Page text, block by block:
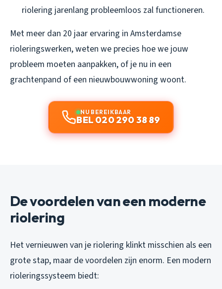
riolering jarenlang probleemloos zal functioneren.
Met meer dan 20 jaar ervaring in Amsterdamse
rioleringswerken, weten we precies hoe we jouw
probleem moeten aanpakken, of je nu in een
grachtenpand of een nieuwbouwwoning woont.
NU BEREIKBAAR
BEL 020 290 38 89
De voordelen van een moderne
riolering
Het vernieuwen van je riolering klinkt misschien als een
grote stap, maar de voordelen zijn enorm. Een modern
rioleringssysteem biedt: